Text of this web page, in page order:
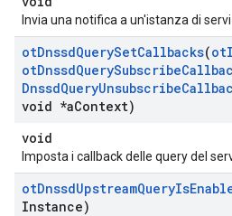
Invia una notifica a un'istanza di
otDnssdQuerySetCallbacks(ot
otDnssdQuerySubscribe
DnssdQueryUnsubscribe
void *aContext)
void
Imposta i callback delle query del
otDnssdUpstreamQueryIs
Instance)